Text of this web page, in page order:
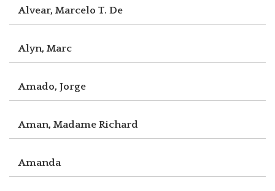
Alvear, Marcelo T. De
Alyn, Marc
Amado, Jorge
Aman, Madame Richard
Amanda